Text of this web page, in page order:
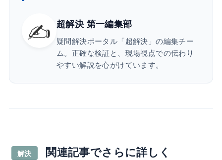
✍️ 超解決 第一編集部
疑問解決ポータル「超解決」の編集チー
ム。正確な検証と、現場視点での伝わり
やすい解説を心がけています。
解決 関連記事でさらに詳しく